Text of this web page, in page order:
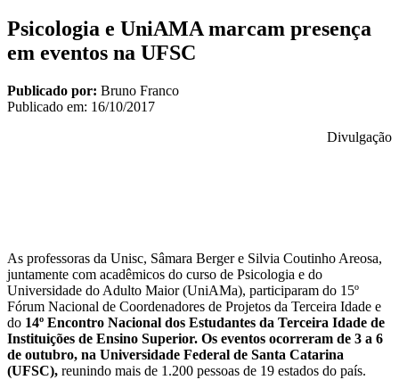
Psicologia e UniAMA marcam presença
em eventos na UFSC
Publicado por: Bruno Franco
Publicado em: 16/10/2017
Divulgação
As professoras da Unisc, Sâmara Berger e Silvia Coutinho Areosa,
juntamente com acadêmicos do curso de Psicologia e do
Universidade do Adulto Maior (UniAMa), participaram do 15º
Fórum Nacional de Coordenadores de Projetos da Terceira Idade e
do 14º Encontro Nacional dos Estudantes da Terceira Idade de
Instituições de Ensino Superior. Os eventos ocorreram de 3 a 6
de outubro, na Universidade Federal de Santa Catarina
(UFSC), reunindo mais de 1.200 pessoas de 19 estados do país.